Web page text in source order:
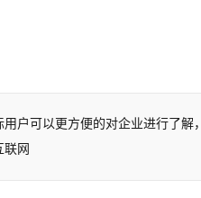
户可以更方便的对企业进行了解，
网